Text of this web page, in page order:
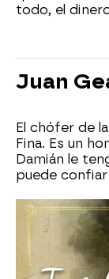
todo, el
Juan
El chófer de
Fina. Es un
Damián le
puede confiar